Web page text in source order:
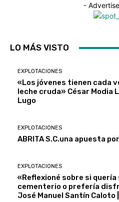
-
LO MÁS VISTO
EXPLOTACIONES
«Los jóvenes tienen cada
leche cruda» César Modia
Lugo
EXPLOTACIONES
ABRITA S.C.una apuesta
EXPLOTACIONES
«Reflexioné sobre si
cementerio o prefería
José Manuel Santín Caloto